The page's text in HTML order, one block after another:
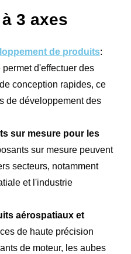
3 axes
de produits:
d'effectuer des
conception rapides, ce
de développement des
sur mesure pour les
sur mesure peuvent
secteurs, notamment
et l'industrie
aérospatiaux et
de haute précision
de moteur, les aubes